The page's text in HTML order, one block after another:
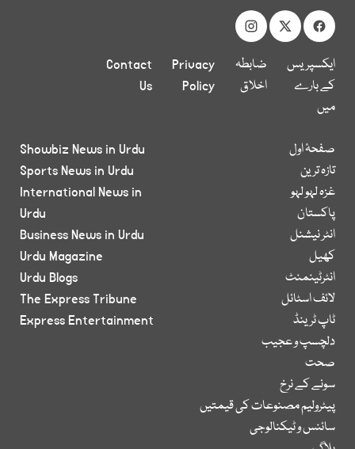
ایکسپریس
کے بارے
میں
ضابطہ
اخلاق
Privacy
Policy
Contact
Us
صفحۂ اول
تازہ ترین
غزہ لہو لہو
پاکستان
انٹر نیشنل
کھیل
انٹرٹینمنٹ
لائف اسٹائل
ٹاپ ٹرینڈ
دلچسپ و عجیب
صحت
سونے کے نرخ
پیٹرولیم مصنوعات کی قیمتیں
سائنس و ٹیکنالوجی
Showbiz News in Urdu
Sports News in Urdu
International News in
Urdu
Business News in Urdu
Urdu Magazine
Urdu Blogs
The Express Tribune
Express Entertainment